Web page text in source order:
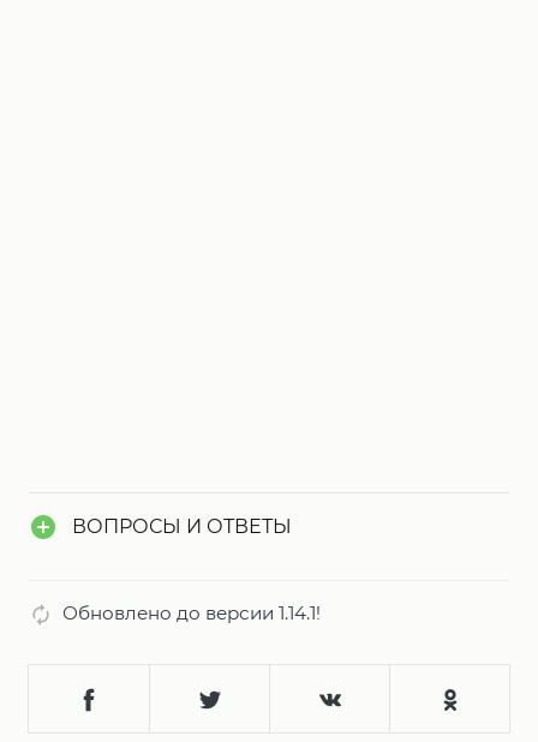
ВОПРОСЫ И ОТВЕТЫ
Обновлено до версии 1.14.1!